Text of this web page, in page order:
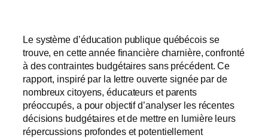
Le système d’éducation publique québécois se
trouve, en cette année financière charnière, confronté
à des contraintes budgétaires sans précédent. Ce
rapport, inspiré par la lettre ouverte signée par de
nombreux citoyens, éducateurs et parents
préoccupés, a pour objectif d’analyser les récentes
décisions budgétaires et de mettre en lumière leurs
répercussions profondes et potentiellement